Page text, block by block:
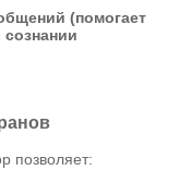
(помогает
сознании
позволяет: